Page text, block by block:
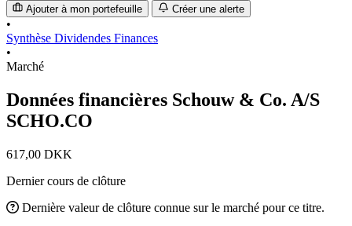
Ajouter à mon portefeuille Créer une alerte
•
Synthèse Dividendes Finances
•
Marché
Données financières Schouw & Co. A/S
SCHO.CO
617,00 DKK
Dernier cours de clôture
Dernière valeur de clôture connue sur le marché pour ce titre.